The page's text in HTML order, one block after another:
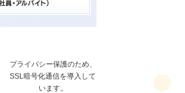
プライバシー保護のため、
SSL暗号化通信を導入して
います。